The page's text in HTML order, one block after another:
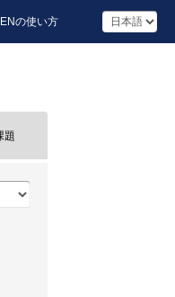
の使い方
題